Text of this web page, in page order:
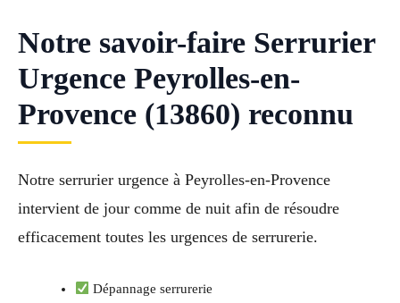
Notre savoir-faire Serrurier
Urgence Peyrolles-en-
Provence (13860) reconnu
Notre serrurier urgence à Peyrolles-en-Provence
intervient de jour comme de nuit afin de résoudre
efficacement toutes les urgences de serrurerie.
Dépannage serrurerie